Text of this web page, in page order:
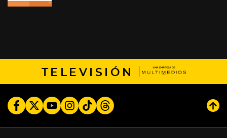
TELEVISIÓN
FacebookTwitterYoutubeInstagram
TikTokThreads